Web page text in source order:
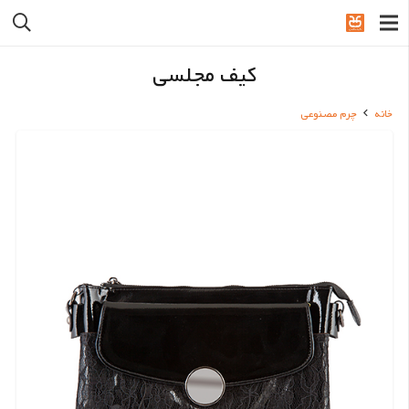
کیف مجلسی
خانه چرم مصنوعی